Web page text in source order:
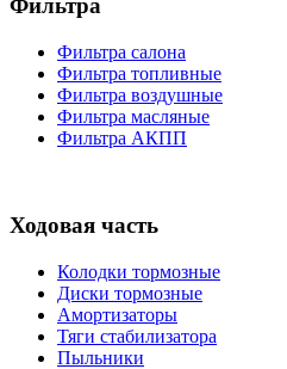
Фильтра
Фильтра салона
Фильтра топливные
Фильтра воздушные
Фильтра масляные
Фильтра АКПП
Ходовая часть
Колодки тормозные
Диски тормозные
Амортизаторы
Тяги стабилизатора
Пыльники